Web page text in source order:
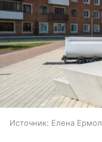
Источник: Елена